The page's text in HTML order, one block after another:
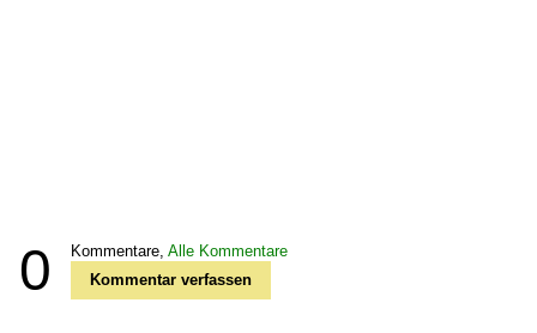
0 Kommentare, Alle Kommentare
Kommentar verfassen